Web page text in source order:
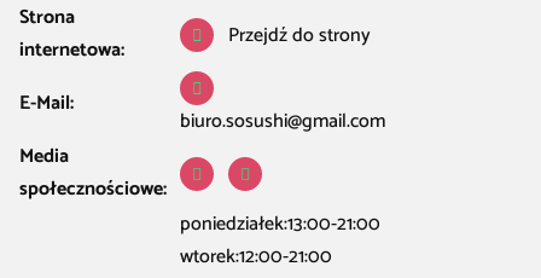
Strona
internetowa:
Przejdź do strony
E-Mail:
biuro.sosushi@gmail.com
Media
społecznościowe:
poniedziałek:13:00-21:00
wtorek:12:00-21:00